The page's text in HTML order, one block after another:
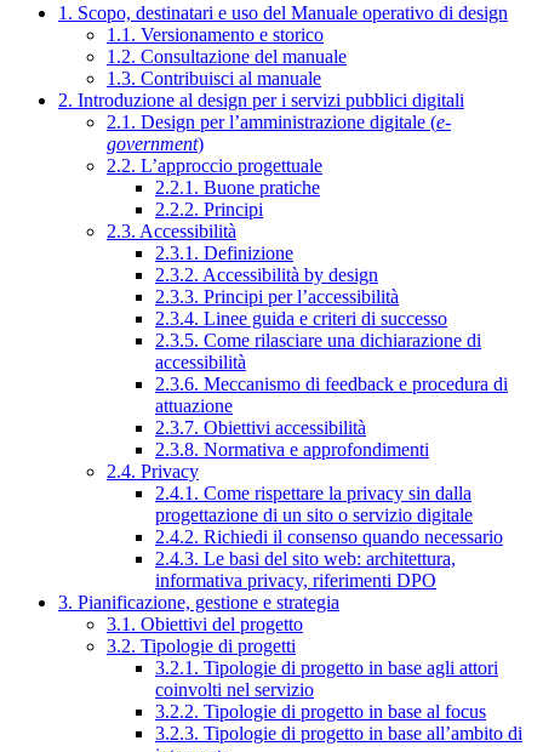
1. Scopo, destinatari e uso del Manuale operativo di design
1.1. Versionamento e storico
1.2. Consultazione del manuale
1.3. Contribuisci al manuale
2. Introduzione al design per i servizi pubblici digitali
2.1. Design per l’amministrazione digitale (e-
government)
2.2. L’approccio progettuale
2.2.1. Buone pratiche
2.2.2. Principi
2.3. Accessibilità
2.3.1. Definizione
2.3.2. Accessibilità by design
2.3.3. Principi per l’accessibilità
2.3.4. Linee guida e criteri di successo
2.3.5. Come rilasciare una dichiarazione di
accessibilità
2.3.6. Meccanismo di feedback e procedura di
attuazione
2.3.7. Obiettivi accessibilità
2.3.8. Normativa e approfondimenti
2.4. Privacy
2.4.1. Come rispettare la privacy sin dalla
progettazione di un sito o servizio digitale
2.4.2. Richiedi il consenso quando necessario
2.4.3. Le basi del sito web: architettura,
informativa privacy, riferimenti DPO
3. Pianificazione, gestione e strategia
3.1. Obiettivi del progetto
3.2. Tipologie di progetti
3.2.1. Tipologie di progetto in base agli attori
coinvolti nel servizio
3.2.2. Tipologie di progetto in base al focus
3.2.3. Tipologie di progetto in base all’ambito di